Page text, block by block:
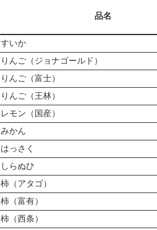
品名
すいか
りんご（ジョナゴールド）
りんご（富士）
りんご（王林）
レモン（国産）
みかん
はっさく
しらぬひ
柿（アタゴ）
柿（富有）
柿（西条）